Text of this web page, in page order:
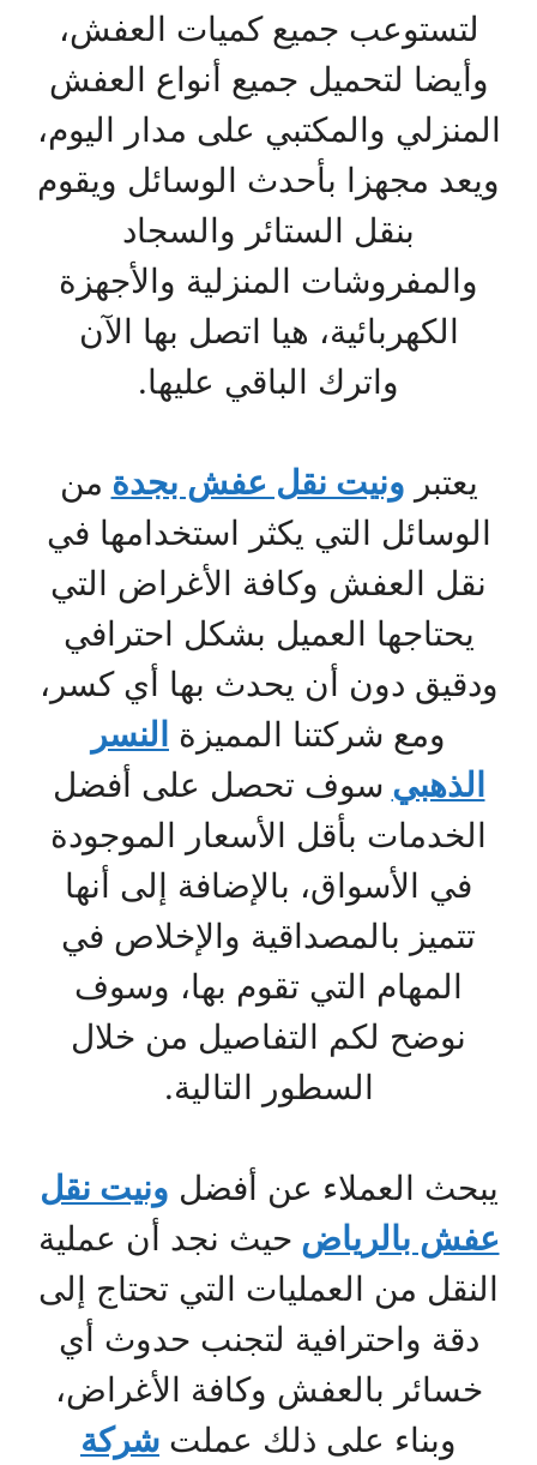
لتستوعب جميع كميات العفش،
وأيضا لتحميل جميع أنواع العفش
المنزلي والمكتبي على مدار اليوم،
ويعد مجهزا بأحدث الوسائل ويقوم
بنقل الستائر والسجاد
والمفروشات المنزلية والأجهزة
الكهربائية، هيا اتصل بها الآن
واترك الباقي عليها.
يعتبر ونيت نقل عفش بجدة من
الوسائل التي يكثر استخدامها في
نقل العفش وكافة الأغراض التي
يحتاجها العميل بشكل احترافي
ودقيق دون أن يحدث بها أي كسر،
ومع شركتنا المميزة النسر
الذهبي سوف تحصل على أفضل
الخدمات بأقل الأسعار الموجودة
في الأسواق، بالإضافة إلى أنها
تتميز بالمصداقية والإخلاص في
المهام التي تقوم بها، وسوف
نوضح لكم التفاصيل من خلال
السطور التالية.
يبحث العملاء عن أفضل ونيت نقل
عفش بالرياض حيث نجد أن عملية
النقل من العمليات التي تحتاج إلى
دقة واحترافية لتجنب حدوث أي
خسائر بالعفش وكافة الأغراض،
وبناء على ذلك عملت شركة